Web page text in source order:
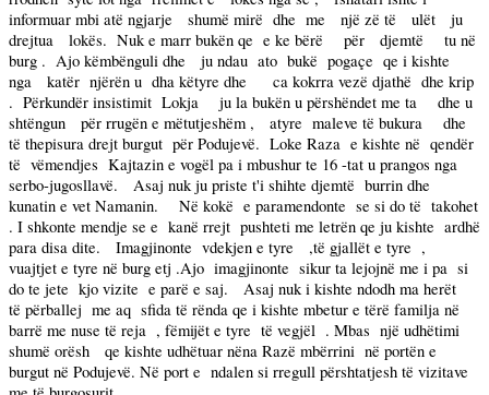
informuar mbi atë ngjarje
shumë mirë dhe me një zë të ulët
ju
drejtua
lokës. Nuk e marr bukën qe e ke bërë për djemtë
tu në
burg . Ajo këmbënguli dhe ju ndau ato bukë pogaçe qe i kishte
nga
katër njërën u dha këtyre dhe ca kokrra vezë djathë dhe krip
. Përkundër insistimit Lokja ju la bukën u përshëndet me ta
dhe u
shtëngun
për rrugën e mëtutjeshëm , atyre maleve të bukura
dhe
të thepisura drejt burgut për Podujevë. Loke Raza e kishte në qendër
të vëmendjes Kajtazin e vogël pa i mbushur te 16 -tat u prangos nga
serbo-jugosllavë.
Asaj nuk ju priste t'i shihte djemtë burrin dhe
kunatin e vet Namanin.
Në kokë e paramendonte se si do të takohet
. I shkonte mendje se e kanë rrejt pushteti me letrën qe ju kishte ardhë
para disa dite.
Imagjinonte vdekjen e tyre ,të gjallët e tyre ,
vuajtjet e tyre në burg etj .Ajo imagjinonte sikur ta lejojnë me i pa si
do te jete kjo vizite e parë e saj.
Asaj nuk i kishte ndodh ma herët
të përballej me aq sfida të rënda qe i kishte mbetur e tërë familja në
barrë me nuse të reja , fëmijët e tyre të vegjël . Mbas një udhëtimi
shumë orësh
qe kishte udhëtuar nëna Razë mbërrini në portën e
burgut në Podujevë. Në port e ndalen si rregull përshtatjesh të vizitave